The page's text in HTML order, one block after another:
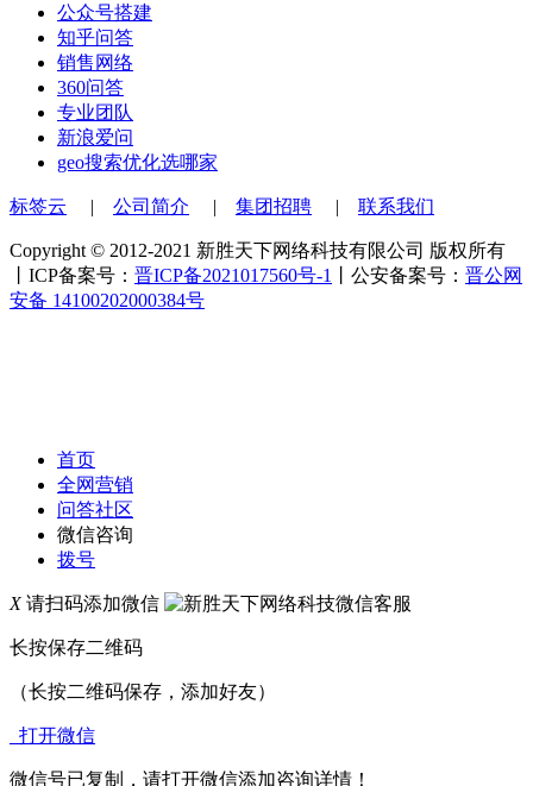
公众号搭建
知乎问答
销售网络
360问答
专业团队
新浪爱问
geo搜索优化选哪家
标签云 | 公司简介 | 集团招聘 | 联系我们
Copyright © 2012-2021 新胜天下网络科技有限公司 版权所有
丨ICP备案号： 晋ICP备2021017560号-1 丨公安备案号： 晋公网
安备 14100202000384号
首页
全网营销
问答社区
微信咨询
拨号
X请扫码添加微信
长按保存二维码
（长按二维码保存，添加好友）
打开微信
微信号已复制，请打开微信添加咨询详情！